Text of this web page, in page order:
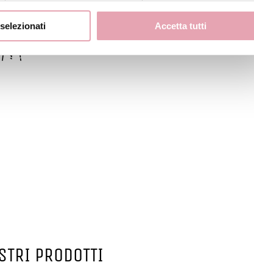
Accetta tutti
Epilazione Brasiliana Donna
Epilazione Brasiliana Uomo
PRODOTTI